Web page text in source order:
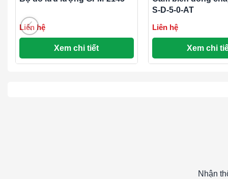
Liên hệ
Xem chi tiết
S-D-5-0-AT
Liên hệ
Xem chi
Nhận